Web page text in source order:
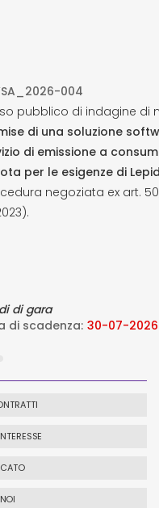
di indagine di mercato -
soluzione software di
a consumo di
di Lepida ScpA e
ex art. 50, comma
30-07-2026